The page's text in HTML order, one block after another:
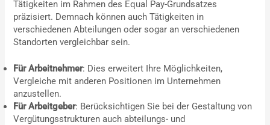
Tätigkeiten im Rahmen des Equal Pay-Grundsatzes
präzisiert. Demnach können auch Tätigkeiten in
verschiedenen Abteilungen oder sogar an verschiedenen
Standorten vergleichbar sein.
Für Arbeitnehmer: Dies erweitert Ihre Möglichkeiten,
Vergleiche mit anderen Positionen im Unternehmen
anzustellen.
Für Arbeitgeber: Berücksichtigen Sie bei der Gestaltung von
Vergütungsstrukturen auch abteilungs- und